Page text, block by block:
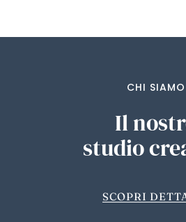
CHI SIAMO
Il
studio
SCOPRI